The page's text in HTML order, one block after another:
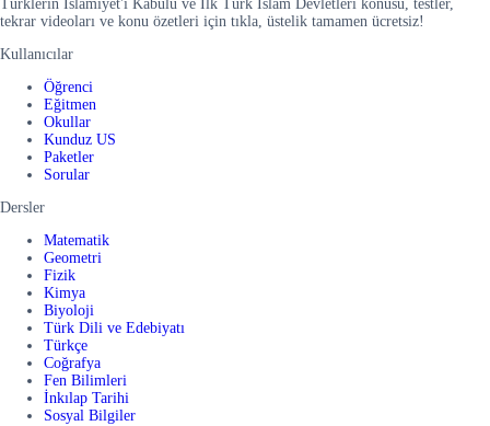
Türklerin İslamiyet'i Kabulü ve İlk Türk İslam Devletleri konusu, testler,
tekrar videoları ve konu özetleri için tıkla, üstelik tamamen ücretsiz!
Kullanıcılar
Öğrenci
Eğitmen
Okullar
Kunduz US
Paketler
Sorular
Dersler
Matematik
Geometri
Fizik
Kimya
Biyoloji
Türk Dili ve Edebiyatı
Türkçe
Coğrafya
Fen Bilimleri
İnkılap Tarihi
Sosyal Bilgiler